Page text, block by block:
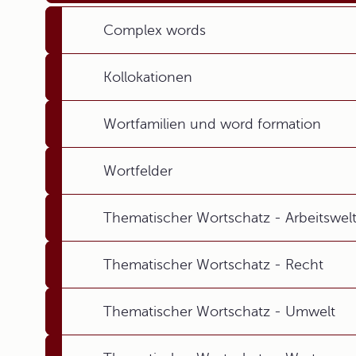
Complex words
Kollokationen
Wortfamilien und word formation
Wortfelder
Thematischer Wortschatz - Arbeitswelt
Thematischer Wortschatz - Recht
Thematischer Wortschatz - Umwelt